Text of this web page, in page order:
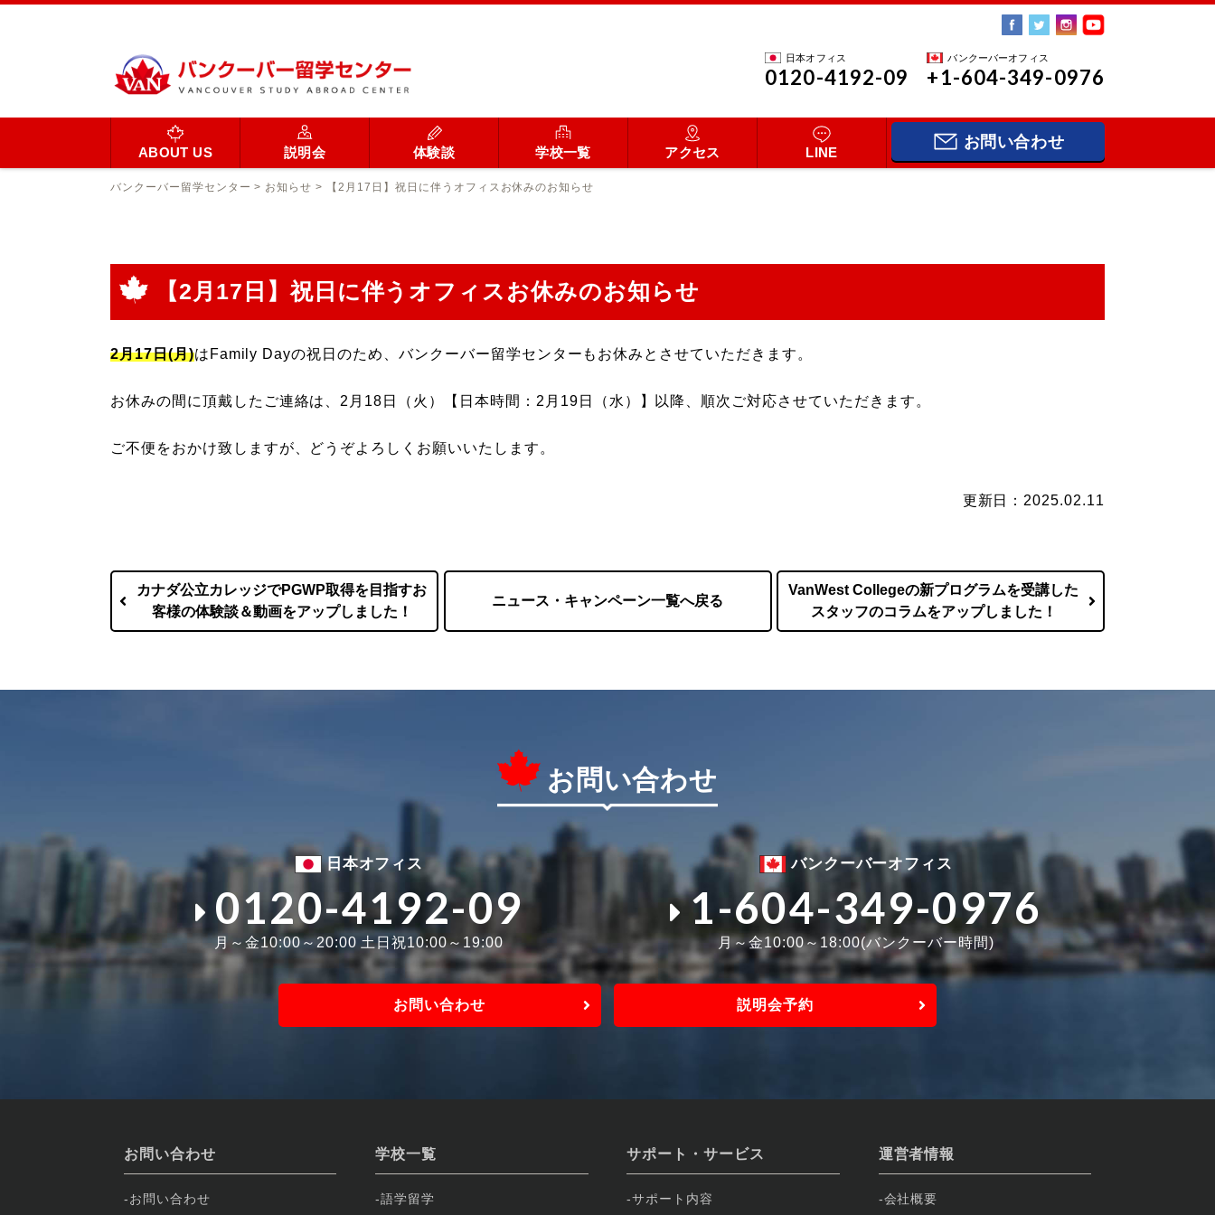
日本オフィス
0120-4192-09
バンクーバーオフィス
+1-604-349-0976
ABOUT US 説明会 体験談 学校一覧 アクセス LINE
お問い合わせ
バンクーバー留学センター > お知らせ > 【2月17日】祝日に伴うオフィスお休みのお知らせ
【2月17日】祝日に伴うオフィスお休みのお知らせ
2月17日(月)はFamily Dayの祝日のため、バンクーバー留学センターもお休みとさせていただきます。
お休みの間に頂戴したご連絡は、2月18日（火）【日本時間：2月19日（水）】以降、順次ご対応させていただきます。
ご不便をおかけ致しますが、どうぞよろしくお願いいたします。
更新日：2025.02.11
カナダ公立カレッジでPGWP取得を目指すお
客様の体験談＆動画をアップしました！
ニュース・キャンペーン一覧へ戻る
VanWest Collegeの新プログラムを受講した
スタッフのコラムをアップしました！
お問い合わせ
日本オフィス
0120-4192-09
月～金10:00～20:00 土日祝10:00～19:00
バンクーバーオフィス
1-604-349-0976
月～金10:00～18:00(バンクーバー時間)
お問い合わせ 説明会予約
お問い合わせ
お問い合わせ
学校一覧
語学留学
サポート・サービス
サポート内容
運営者情報
会社概要